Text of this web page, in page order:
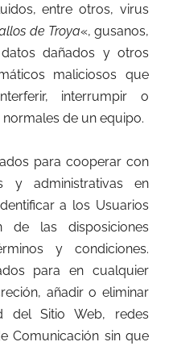
entre otros, virus
de Troya«, gusanos,
dañados y otros
maliciosos que
interrumpir o
de un equipo.
para cooperar con
y administrativas en
a los Usuarios
de las disposiciones
y condiciones.
para en cualquier
añadir o eliminar
del Sitio Web, redes
Comunicación sin que